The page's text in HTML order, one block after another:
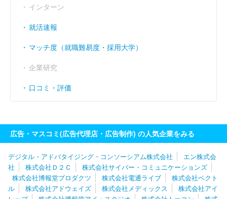
インターン
就活速報
マッチ度（就職難易度・採用大学）
企業研究
口コミ・評価
広告・マスコミ(広告代理店・広告制作) の人気企業をみる
デジタル・アドバタイジング・コンソーシアム株式会社
エン株式会
社
株式会社Ｄ２Ｃ
株式会社サイバー・コミュニケーションズ
株式会社博報堂プロダクツ
株式会社電通ライブ
株式会社ベクト
ル
株式会社アドウェイズ 株式会社メディックス
株式会社アイ